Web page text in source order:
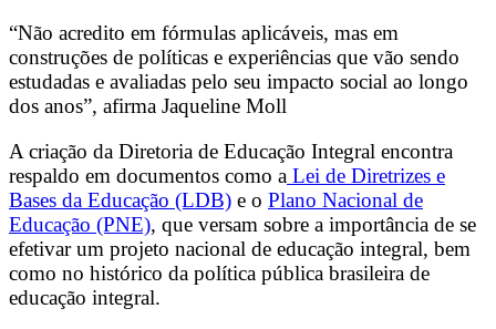
“Não acredito em fórmulas aplicáveis, mas em
construções de políticas e experiências que vão sendo
estudadas e avaliadas pelo seu impacto social ao longo
dos anos”, afirma Jaqueline Moll
A criação da Diretoria de Educação Integral encontra
respaldo em documentos como a Lei de Diretrizes e
Bases da Educação (LDB) e o Plano Nacional de
Educação (PNE), que versam sobre a importância de se
efetivar um projeto nacional de educação integral, bem
como no histórico da política pública brasileira de
educação integral.